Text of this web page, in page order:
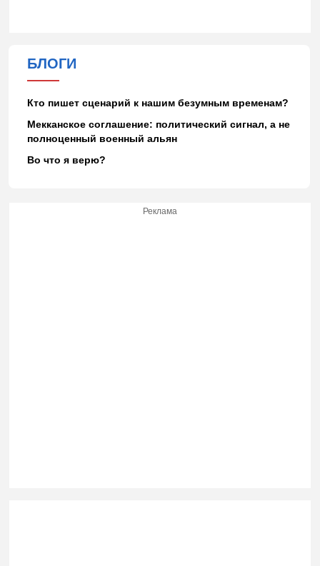
БЛОГИ
Кто пишет сценарий к нашим безумным временам?
Мекканское соглашение: политический сигнал, а не
полноценный военный альян
Во что я верю?
Реклама